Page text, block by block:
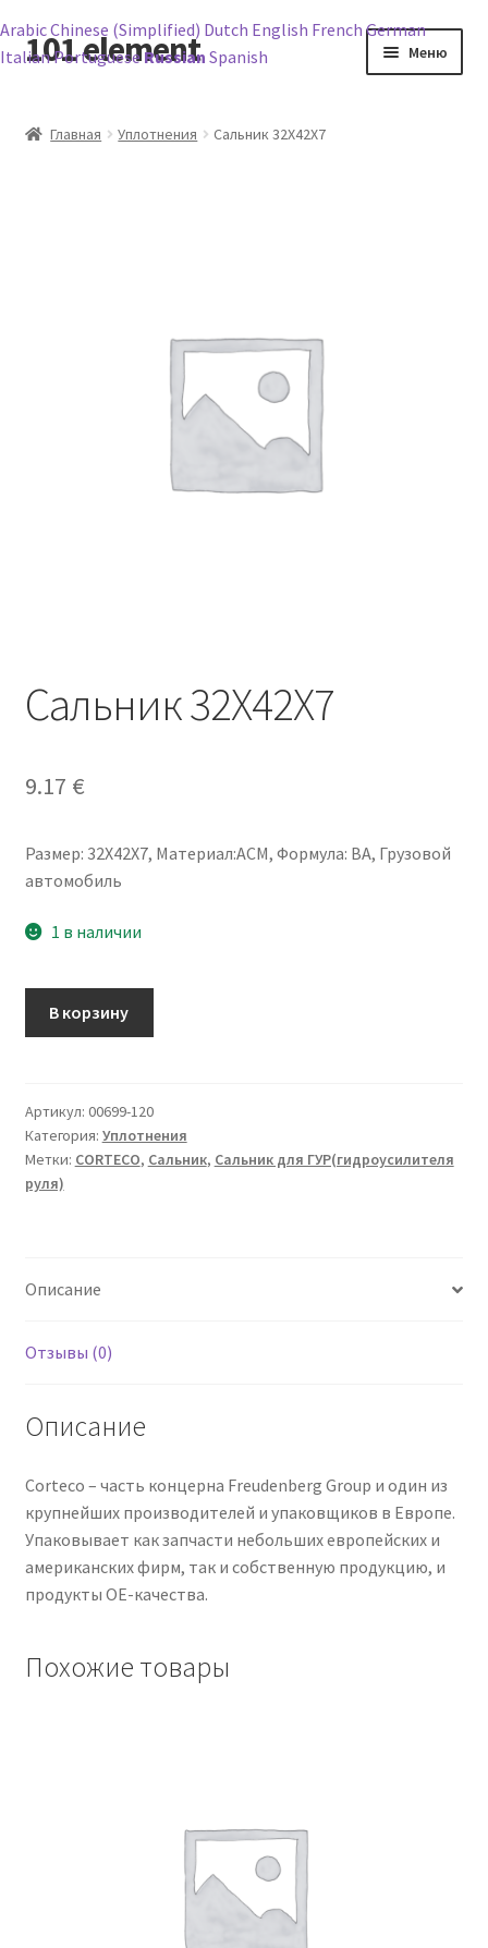
Перейти
к
Перейти
к
101 element Меню
Оформление заказа
Главная Уплотнения Сальник 32X42X7
Сальник 32X42X7
9.17 €
Размер: 32X42X7, Материал:ACM, Формула: BA, Грузовой
автомобиль
1 в наличии
В корзину
Артикул: 00699-120
Категория: Уплотнения
Метки: CORTECO, Сальник, Сальник для ГУР(гидроусилителя
руля)
Описание
Отзывы (0)
Описание
Corteco – часть концерна Freudenberg Group и один из
крупнейших производителей и упаковщиков в Европе.
Упаковывает как запчасти небольших европейских и
американских фирм, так и собственную продукцию, и
продукты OE-качества.
Похожие товары
ArabicChinese (Simplified) Dutch English French German
ItalianPortuguese Russian Spanish